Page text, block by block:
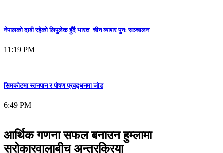
नेपालको दाबी रहेको लिपुलेक हुँदै भारत–चीन व्यापार पुनः सञ्चालन
11:19 PM
सिमकोटमा स्तनपान र पोषण प्रवद्र्धनमा जोड
6:49 PM
आर्थिक गणना सफल बनाउन हुम्लामा
सरोकारवालाबीच अन्तरक्रिया